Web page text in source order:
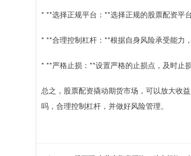
* **选择正规平台：**选择正规的股票配资平
* **合理控制杠杆：**根据自身风险承受能力
* **严格止损：**设置严格的止损点，及时止
总之，股票配资撬动期货市场，可以放大收
吗，合理控制杠杆，并做好风险管理。